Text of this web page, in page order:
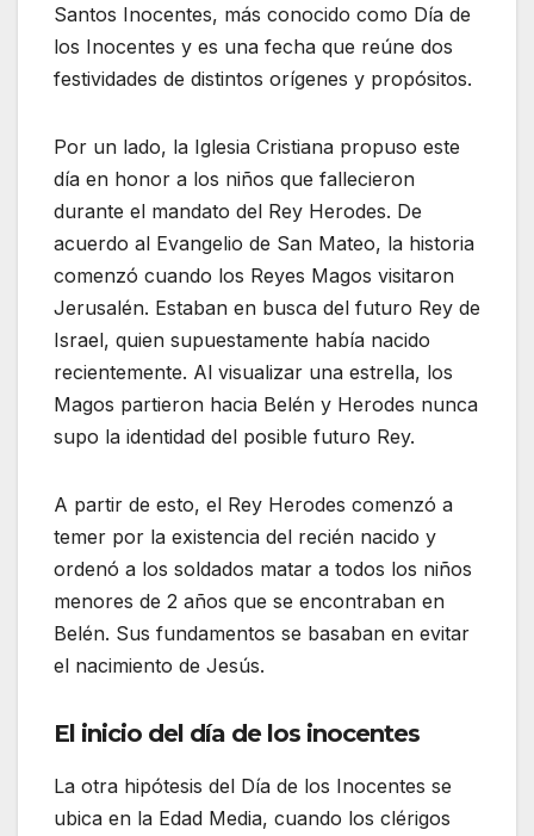
Santos Inocentes, más conocido como Día de
los Inocentes y es una fecha que reúne dos
festividades de distintos orígenes y propósitos.
Por un lado, la Iglesia Cristiana propuso este
día en honor a los niños que fallecieron
durante el mandato del Rey Herodes. De
acuerdo al Evangelio de San Mateo, la historia
comenzó cuando los Reyes Magos visitaron
Jerusalén. Estaban en busca del futuro Rey de
Israel, quien supuestamente había nacido
recientemente. Al visualizar una estrella, los
Magos partieron hacia Belén y Herodes nunca
supo la identidad del posible futuro Rey.
A partir de esto, el Rey Herodes comenzó a
temer por la existencia del recién nacido y
ordenó a los soldados matar a todos los niños
menores de 2 años que se encontraban en
Belén. Sus fundamentos se basaban en evitar
el nacimiento de Jesús.
El inicio del día de los inocentes
La otra hipótesis del Día de los Inocentes se
ubica en la Edad Media, cuando los clérigos